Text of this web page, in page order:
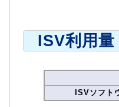
ISV利用量
ISVソフト